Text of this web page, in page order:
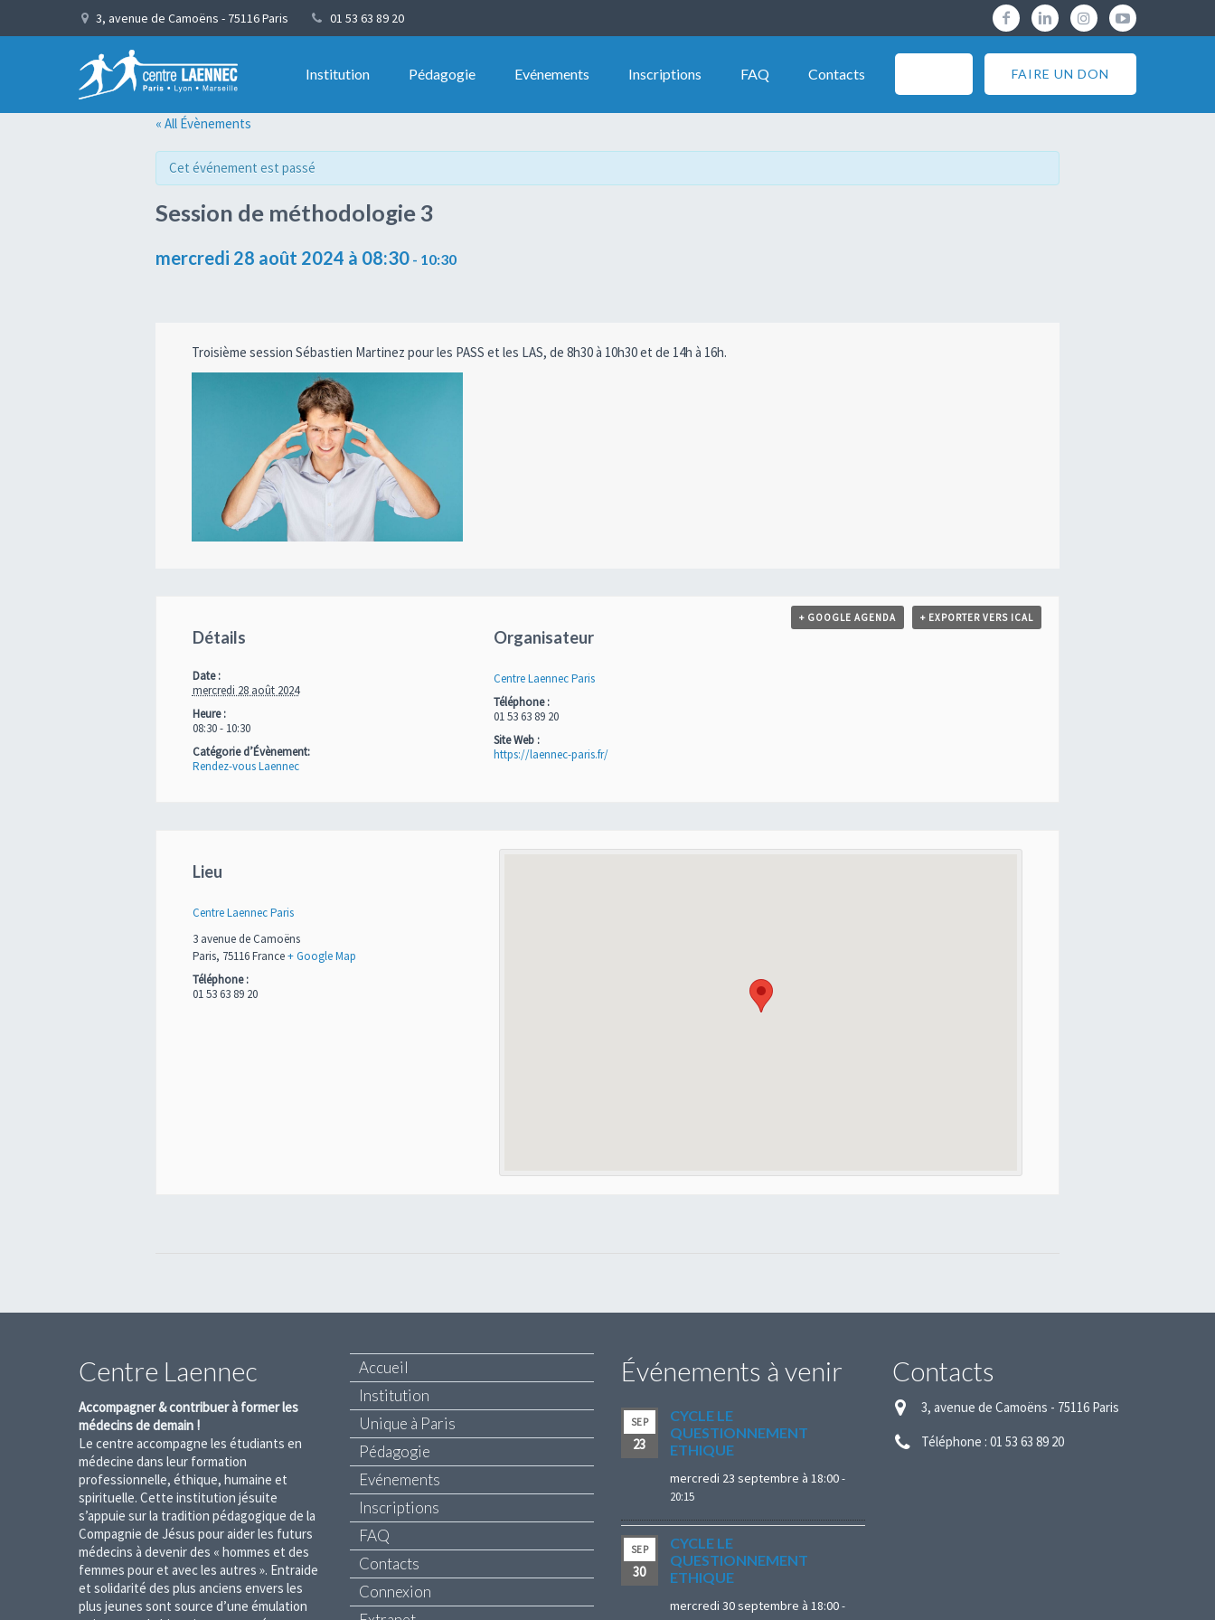
3, avenue de Camoëns - 75116 Paris 01 53 63 89 20
Institution Pédagogie Evénements Inscriptions FAQ Contacts FAIRE UN DON
« All Évènements
Cet événement est passé
Session de méthodologie 3
mercredi 28 août 2024 à 08:30 - 10:30
Évènement
Troisième session Sébastien Martinez pour les PASS et les LAS, de 8h30 à 10h30 et de 14h à 16h.
+ GOOGLE AGENDA + EXPORTER VERS ICAL
Détails
Date :
mercredi 28 août 2024
Heure :
08:30 - 10:30
Catégorie d’Évènement:
Rendez-vous Laennec
Organisateur
Centre Laennec Paris
Téléphone :
01 53 63 89 20
Site Web :
https://laennec-paris.fr/
Lieu
Centre Laennec Paris
3 avenue de Camoëns
Paris, 75116France+ Google Map
Téléphone :
01 53 63 89 20
Centre Laennec
Accompagner & contribuer à former les
médecins de demain !
Le centre accompagne les étudiants en
médecine dans leur formation
professionnelle, éthique, humaine et
spirituelle. Cette institution jésuite
s’appuie sur la tradition pédagogique de la
Compagnie de Jésus pour aider les futurs
médecins à devenir des « hommes et des
femmes pour et avec les autres ». Entraide
et solidarité des plus anciens envers les
plus jeunes sont source d’une émulation
Accueil
Institution
Unique à Paris
Pédagogie
Evénements
Inscriptions
FAQ
Contacts
Connexion
Événements à venir
SEP
23
CYCLE LE
QUESTIONNEMENT
ETHIQUE
mercredi 23 septembre à 18:00-
20:15
SEP
30
CYCLE LE
QUESTIONNEMENT
ETHIQUE
mercredi 30 septembre à 18:00-
Contacts
3, avenue de Camoëns - 75116 Paris
Téléphone : 01 53 63 89 20